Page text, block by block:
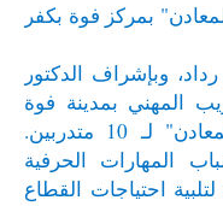
بمركز فوة بكفر
وبإشراف الدكتور
المهني بمدينة فوة
دورة تدريبية على مهنة "لحام المعادن" لـ 10 متدربين.
المهارات الحرفية
احتياجات القطاع